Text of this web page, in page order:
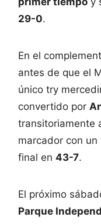
29-0.
En el
antes de que el
único try
convertido por
transitoriamente
marcador con
final en 43-7.
El próximo
Parque